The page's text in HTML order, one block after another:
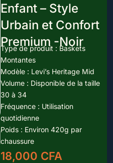
Enfant – Style
Urbain et Confort
Premium -Noir
Type de produit : Baskets
Montantes
Modèle : Levi’s Heritage Mid
Volume : Disponible de la taille
30 à 34
Fréquence : Utilisation
quotidienne
Poids : Environ 420g par
chaussure
18,000 CFA